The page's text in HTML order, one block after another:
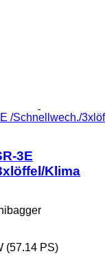
/Schnellwech./
3E
Klima
(57.14 PS)